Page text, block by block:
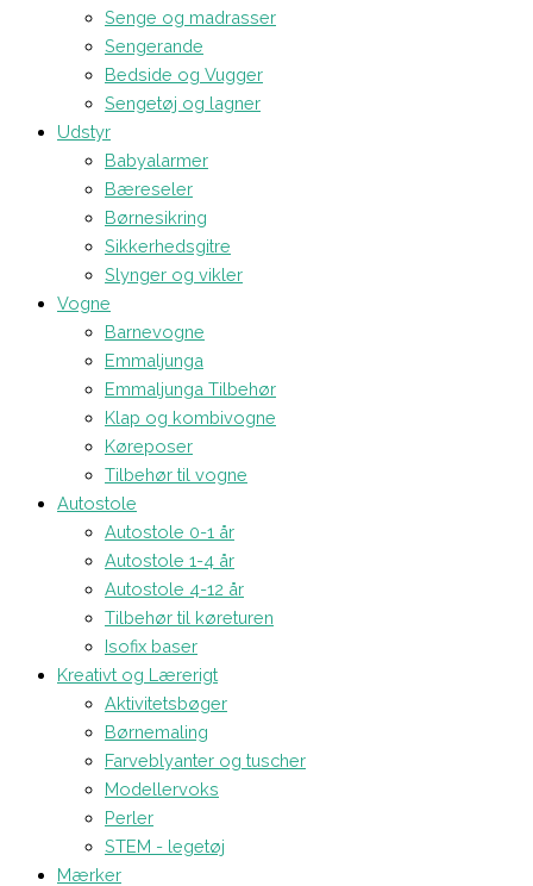
Senge og madrasser
Sengerande
Bedside og Vugger
Sengetøj og lagner
Udstyr
Babyalarmer
Bæreseler
Børnesikring
Sikkerhedsgitre
Slynger og vikler
Vogne
Barnevogne
Emmaljunga
Emmaljunga Tilbehør
Klap og kombivogne
Køreposer
Tilbehør til vogne
Autostole
Autostole 0-1 år
Autostole 1-4 år
Autostole 4-12 år
Tilbehør til køreturen
Isofix baser
Kreativt og Lærerigt
Aktivitetsbøger
Børnemaling
Farveblyanter og tuscher
Modellervoks
Perler
STEM - legetøj
Mærker